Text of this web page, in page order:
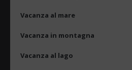
Vacanza al mare
Vacanza in montagna
Vacanza al lago